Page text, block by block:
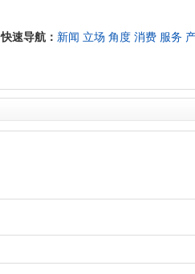
快速导航： 新闻 立场 角度 消费 服务